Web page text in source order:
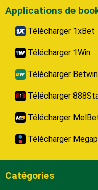
Applications de
Télécharger 1xBet
Télécharger 1Win
Télécharger
Télécharger
Télécharger
Télécharger
Catégories